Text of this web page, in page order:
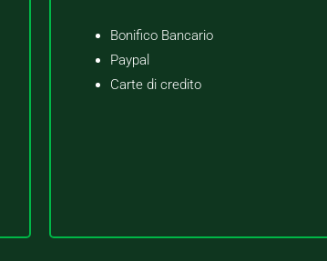
Bonifico Bancario
Paypal
Carte di credito